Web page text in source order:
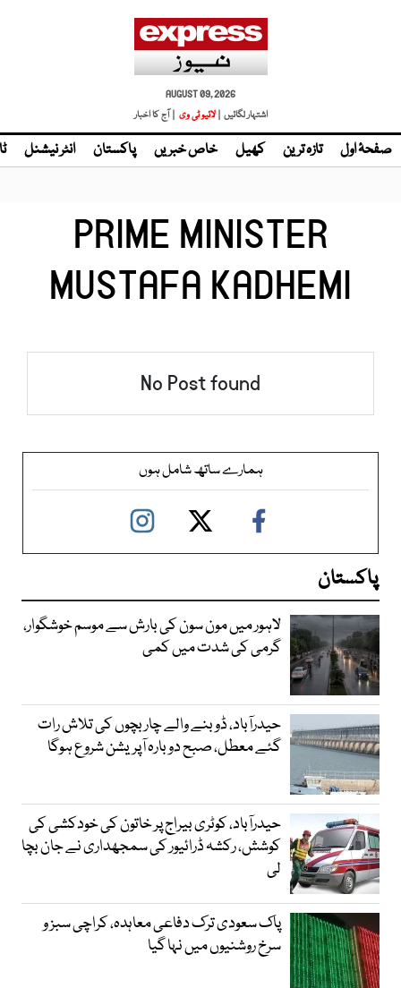
AUGUST 09, 2026
اشتہار لگائیں | لائیو ٹی وی | آج کا اخبار
صفحۂ اول تازہ ترین کھیل خاص خبریں پاکستان انٹر نیشنل
PRIME MINISTER
MUSTAFA KADHEMI
No Post found
ہمارے ساتھ شامل ہوں
پاکستان
لاہور میں مون سون کی بارش سے موسم خوشگوار،
گرمی کی شدت میں کمی
حیدرآباد، ڈوبنے والے چار بچوں کی تلاش رات
گئے معطل، صبح دوبارہ آپریشن شروع ہوگا
حیدرآباد، کوٹری بیراج پر خاتون کی خودکشی کی
کوشش، رکشہ ڈرائیور کی سمجھداری نے جان بچا
لی
پاک سعودی ترک دفاعی معاہدہ، کراچی سبز و
سرخ روشنیوں میں نہا گیا